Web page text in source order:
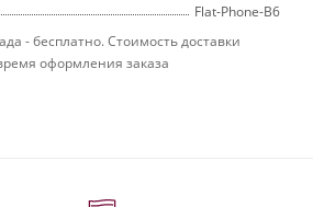
Flat-Phone-B6
- бесплатно. Стоимость доставки
оформления заказа